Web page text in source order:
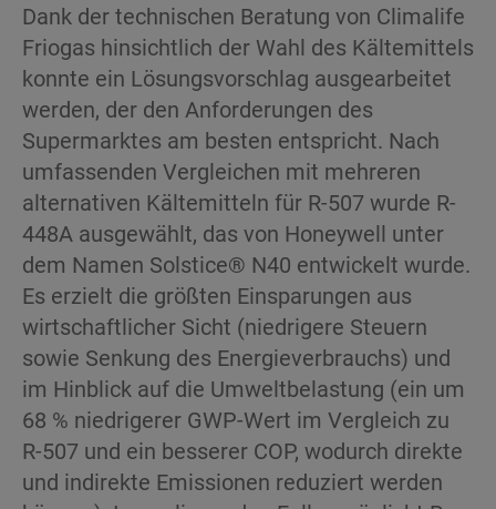
Dank der technischen Beratung von Climalife
Friogas hinsichtlich der Wahl des Kältemittels
konnte ein Lösungsvorschlag ausgearbeitet
werden, der den Anforderungen des
Supermarktes am besten entspricht. Nach
umfassenden Vergleichen mit mehreren
alternativen Kältemitteln für R-507 wurde R-
448A ausgewählt, das von Honeywell unter
dem Namen Solstice® N40 entwickelt wurde.
Es erzielt die größten Einsparungen aus
wirtschaftlicher Sicht (niedrigere Steuern
sowie Senkung des Energieverbrauchs) und
im Hinblick auf die Umweltbelastung (ein um
68 % niedrigerer GWP-Wert im Vergleich zu
R-507 und ein besserer COP, wodurch direkte
und indirekte Emissionen reduziert werden